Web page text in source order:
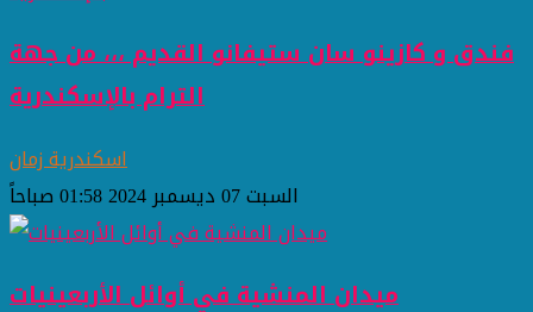
فندق و كازينو سان ستيفانو القديم ،،، من جهة
الترام بالإسكندرية
اسكندرية زمان
السبت 07 ديسمبر 2024 01:58 صباحاً
ميدان المنشية في أوائل الأربعينيات